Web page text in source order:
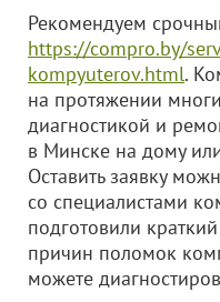
Рекомендуем
https://compro.by/
kompyuterov.html.
на протяжении
диагностикой и
в Минске на дому
Оставить заявку
со специалистами
подготовили
причин поломок
можете